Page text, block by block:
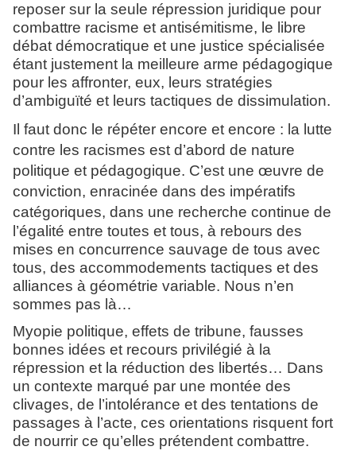
reposer sur la seule répression juridique pour
combattre racisme et antisémitisme, le libre
débat démocratique et une justice spécialisée
étant justement la meilleure arme pédagogique
pour les affronter, eux, leurs stratégies
d’ambiguïté et leurs tactiques de dissimulation.
Il faut donc le répéter encore et encore : la lutte
contre les racismes est d’abord de nature
politique et pédagogique. C’est une œuvre de
conviction, enracinée dans des impératifs
catégoriques, dans une recherche continue de
l’égalité entre toutes et tous, à rebours des
mises en concurrence sauvage de tous avec
tous, des accommodements tactiques et des
alliances à géométrie variable. Nous n’en
sommes pas là…
Myopie politique, effets de tribune, fausses
bonnes idées et recours privilégié à la
répression et la réduction des libertés… Dans
un contexte marqué par une montée des
clivages, de l’intolérance et des tentations de
passages à l’acte, ces orientations risquent fort
de nourrir ce qu’elles prétendent combattre.